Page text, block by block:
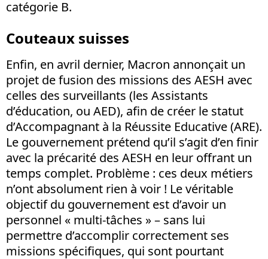
catégorie B.
Couteaux suisses
Enfin, en avril dernier, Macron annonçait un
projet de fusion des missions des AESH avec
celles des surveillants (les Assistants
d’éducation, ou AED), afin de créer le statut
d’Accompagnant à la Réussite Educative (ARE).
Le gouvernement prétend qu’il s’agit d’en finir
avec la précarité des AESH en leur offrant un
temps complet. Problème : ces deux métiers
n’ont absolument rien à voir ! Le véritable
objectif du gouvernement est d’avoir un
personnel « multi-tâches » – sans lui
permettre d’accomplir correctement ses
missions spécifiques, qui sont pourtant